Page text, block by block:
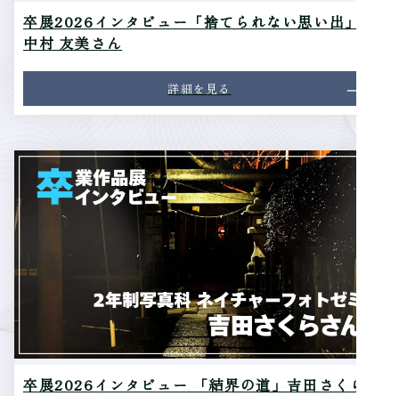
卒展2026インタビュー「捨てられない思い出」 -
中村 友美さん
詳細を見る
卒展2026インタビュー 「結界の道」吉田さくら